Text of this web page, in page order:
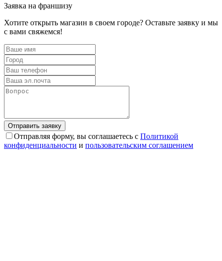
Заявка на франшизу
Хотите открыть магазин в своем городе? Оставьте заявку и мы
с вами свяжемся!
Отправляя форму, вы соглашаетесь с Политикой
конфиденциальности и пользовательским соглашением